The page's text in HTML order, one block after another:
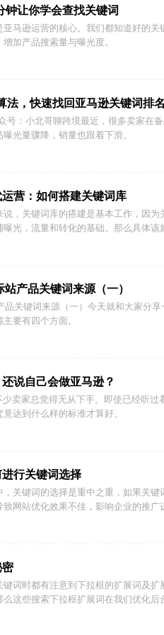
钟让你学会查找关键词
马逊运营的核心。我们都知道好的
加产品搜索量与曝光度。
，快速找回亚马逊关键词排
号：小北哥聊跨境最近，很多卖家在
光量骤降，销量也跟着下滑。
营：如何搭建关键词库
，关键词库的搭建是基本工作，因
光，流量和转化的基础。那么具体该
产品关键词来源（一）
品关键词来源（一）今天就和大家分
要有四个方面。
说自己会做亚马逊？
卖家总觉得无从下手。即使已经听
达到什么样的标准才算好。
行关键词选择
关键词的选择是重中之重，如果关
网站优化效果不佳，影响企业的推广
词时都有注意到下拉框的扩展词及
这些搜索下拉框扩展词在我们优化后